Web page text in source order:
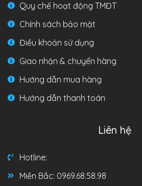
Quy chế hoạt động TMĐT
Chính sách bảo mật
Điều khoản sử dụng
Giao nhận & chuyển hàng
Hướng dẫn mua hàng
Hướng dẫn thanh toán
Liên hệ
Hotline:
Miền Bắc: 0969.68.58.98